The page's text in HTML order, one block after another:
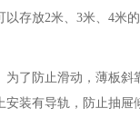
存放2米、3米、4米
了防止滑动，薄板斜
装有导轨，防止抽屉